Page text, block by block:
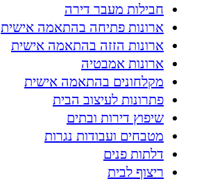
חבילות מעבר דירה
ארונות פתיחה בהתאמה אישית
ארונות הזזה בהתאמה אישית
ארונות אמבטיה
מקלחונים בהתאמה אישית
פתרונות לעיצוב הבית
שיפוץ דירות ובתים
מטבחים ועבודות נגרות
דלתות פנים
ריצוף לבית